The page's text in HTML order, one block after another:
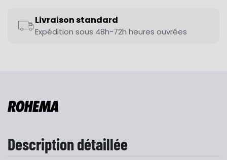
Livraison standard
Expédition sous 48h-72h heures ouvrées
Description détaillée